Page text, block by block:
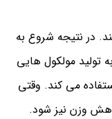
در نتیجه شروع به
تولید مولکول هایی
می کند. وقتی
وزن نیز شود.